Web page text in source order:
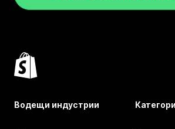
Водещи индустрии